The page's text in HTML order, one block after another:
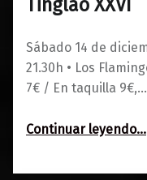
Tinglao XXVI
Sábado 14 de
21.30h • Los
7€ / En taquilla 9€,…
Continuar leyendo“Los Flamingos +
…